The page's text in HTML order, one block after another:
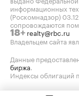
информационных
(Роскомнадзор)
сопровождаются
18+ realty@rbc.ru
Владельцем сайта
Данные
биржа.
Индексы облигаций